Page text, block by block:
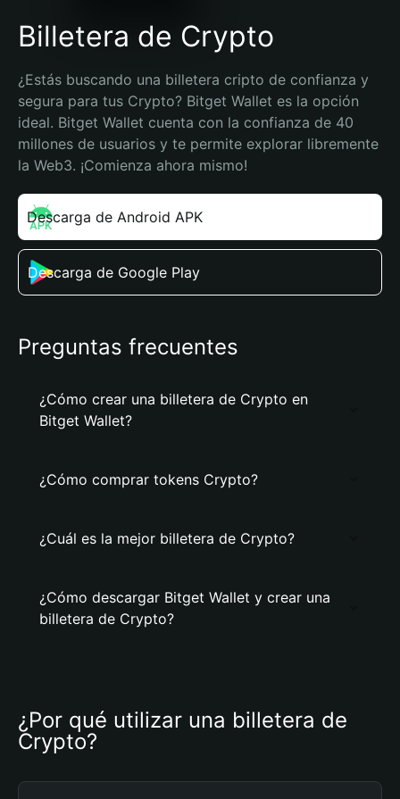
Billetera de Crypto
¿Estás buscando una billetera cripto de confianza y
segura para tus Crypto? Bitget Wallet es la opción
ideal. Bitget Wallet cuenta con la confianza de 40
millones de usuarios y te permite explorar libremente
la Web3. ¡Comienza ahora mismo!
Descarga de Android APK
Descarga de Google Play
Preguntas frecuentes
¿Cómo crear una billetera de Crypto en
Bitget Wallet?
¿Cómo comprar tokens Crypto?
¿Cuál es la mejor billetera de Crypto?
¿Cómo descargar Bitget Wallet y crear una
billetera de Crypto?
¿Por qué utilizar una billetera de
Crypto?